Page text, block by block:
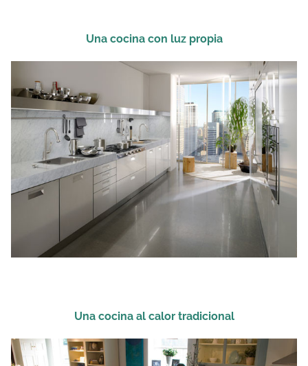
Una cocina con luz propia
Una cocina al calor tradicional